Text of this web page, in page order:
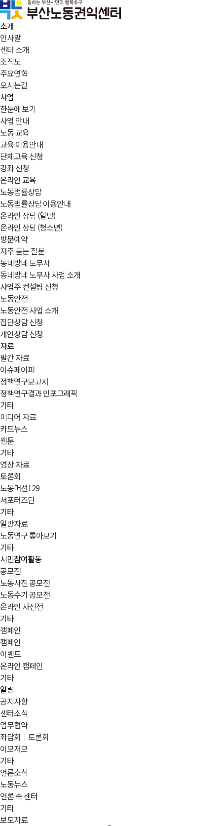
소개
인사말
센터 소개
조직도
주요연혁
오시는길
사업
한눈에 보기
사업 안내
노동 교육
교육 이용안내
단체교육 신청
강좌 신청
온라인 교육
노동법률상담
노동법률상담 이용안내
온라인 상담 (일반)
온라인 상담 (청소년)
방문예약
자주 묻는 질문
동네방네 노무사
동네방네 노무사 사업 소개
사업주 컨설팅 신청
노동안전
노동안전 사업 소개
집단상담 신청
개인상담 신청
자료
발간 자료
이슈페이퍼
정책연구보고서
정책연구결과 인포그래픽
기타
미디어 자료
카드뉴스
웹툰
기타
영상 자료
토론회
노동머선129
서포터즈단
기타
일반자료
노동연구 톺아보기
기타
시민참여활동
공모전
노동사진 공모전
노동수기 공모전
온라인 사진전
기타
캠페인
캠페인
이벤트
온라인 캠페인
기타
알림
공지사항
센터소식
업무협약
좌담회｜토론회
이모저모
기타
언론소식
노동뉴스
언론 속 센터
기타
보도자료